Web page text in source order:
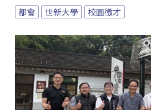
都會 世新大學 校園徵才